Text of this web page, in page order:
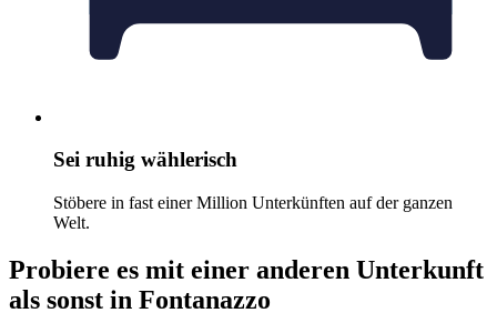
Sei ruhig wählerisch
Stöbere in fast einer Million Unterkünften auf der ganzen
Welt.
Probiere es mit einer anderen Unterkunft
als sonst in Fontanazzo